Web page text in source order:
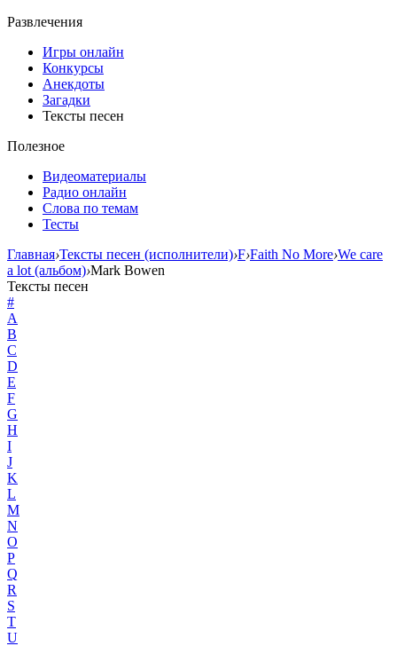
Развлечения
Игры онлайн
Конкурсы
Анекдоты
Загадки
Тексты песен
Полезное
Видеоматериалы
Радио онлайн
Слова по темам
Тесты
Главная›Тексты песен (исполнители)›F›Faith No More›We care
a lot (альбом)›Mark Bowen
Тексты песен
#
A
B
C
D
E
F
G
H
I
J
K
L
M
N
O
P
Q
R
S
T
U